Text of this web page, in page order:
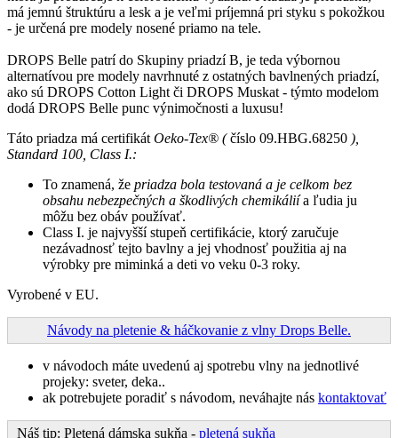
má jemnú štruktúru a lesk a je veľmi príjemná pri styku s pokožkou
- je určená pre modely nosené priamo na tele.
DROPS Belle patrí do Skupiny priadzí B, je teda výbornou
alternatívou pre modely navrhnuté z ostatných bavlnených priadzí,
ako sú DROPS Cotton Light či DROPS Muskat - týmto modelom
dodá DROPS Belle punc výnimočnosti a luxusu!
Táto priadza má certifikátOeko-Tex® (číslo 09.HBG.68250 ),
Standard 100, Class I.:
To znamená, že priadza bola testovaná a je celkom bez
obsahu nebezpečných a škodlivých chemikáliía ľudia ju
môžu bez obáv používať.
Class I. je najvyšší stupeň certifikácie, ktorý zaručuje
nezávadnosť tejto bavlny a jej vhodnosť použitia aj na
výrobky pre miminká a deti vo veku 0-3 roky.
Vyrobené v EU.
Návody na pletenie & háčkovanie z vlny Drops Belle.
v návodoch máte uvedenú aj spotrebu vlny na jednotlivé
projeky: sveter, deka..
ak potrebujete poradiť s návodom, neváhajte nás kontaktovať
Náš tip: Pletená dámska sukňa - pletená sukňa